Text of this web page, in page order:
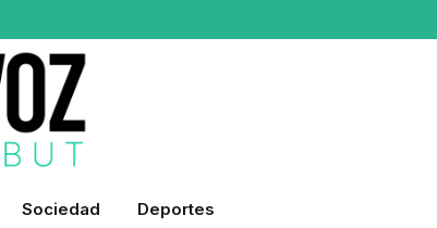
Sociedad Deportes